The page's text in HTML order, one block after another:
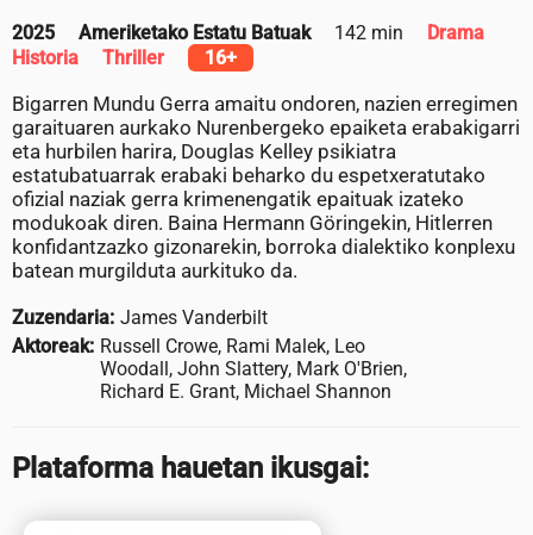
2025 Ameriketako Estatu Batuak 142 min
Drama
Historia
Thriller 16+
Bigarren Mundu Gerra amaitu ondoren, nazien erregimen
garaituaren aurkako Nurenbergeko epaiketa erabakigarri
eta hurbilen harira, Douglas Kelley psikiatra
estatubatuarrak erabaki beharko du espetxeratutako
ofizial naziak gerra krimenengatik epaituak izateko
modukoak diren. Baina Hermann Göringekin, Hitlerren
konfidantzazko gizonarekin, borroka dialektiko konplexu
batean murgilduta aurkituko da.
Zuzendaria: James Vanderbilt
Aktoreak: Russell Crowe, Rami Malek, Leo
Woodall, John Slattery, Mark O'Brien,
Richard E. Grant, Michael Shannon
Plataforma hauetan ikusgai: